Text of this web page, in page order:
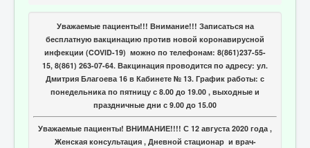
Уважаемые пациенты!!! Внимание!!! Записаться на
бесплатную вакцинацию против новой коронавирусной
инфекции (COVID-19) можно по телефонам: 8(861)237-55-
15, 8(861) 263-07-64. Вакцинация проводится по адресу: ул.
Дмитрия Благоева 16 в Кабинете № 13. График работы: с
понедельника по пятницу с 8.00 до 19.00 , выходные и
праздничные дни с 9.00 до 15.00
Уважаемые пациенты! ВНИМАНИЕ!!!! С 12 августа 2020 года ,
Женская консультация , Дневной стационар и врач-